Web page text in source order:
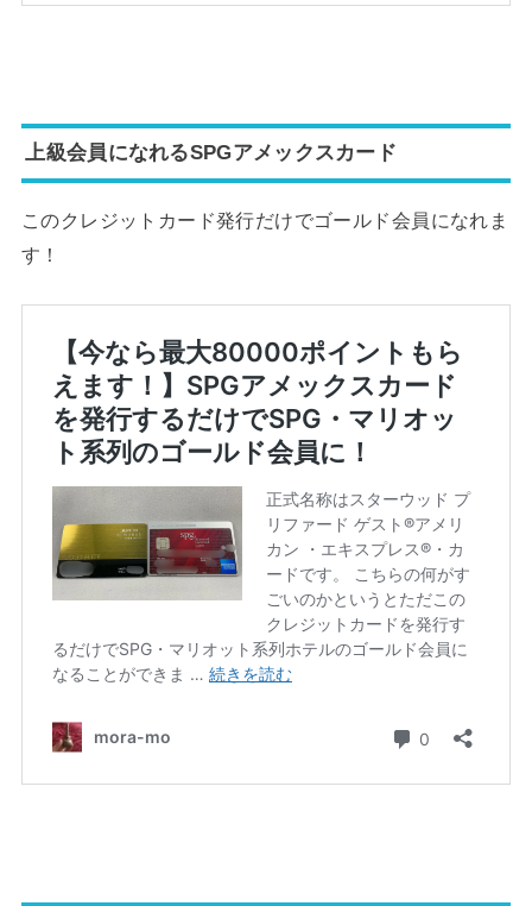
上級会員になれるSPGアメックスカード
このクレジットカード発行だけでゴールド会員になれま
す！